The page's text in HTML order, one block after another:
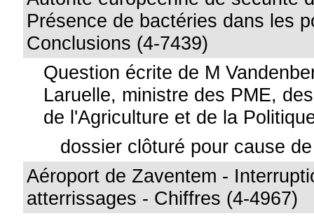
Présence de bactéries dans les
Conclusions (4-7439)
Question écrite de M
Laruelle, ministre des PME,
de l'Agriculture et de la
dossier clôturé pour cause
Aéroport de Zaventem -
atterrissages - Chiffres (4-4967)